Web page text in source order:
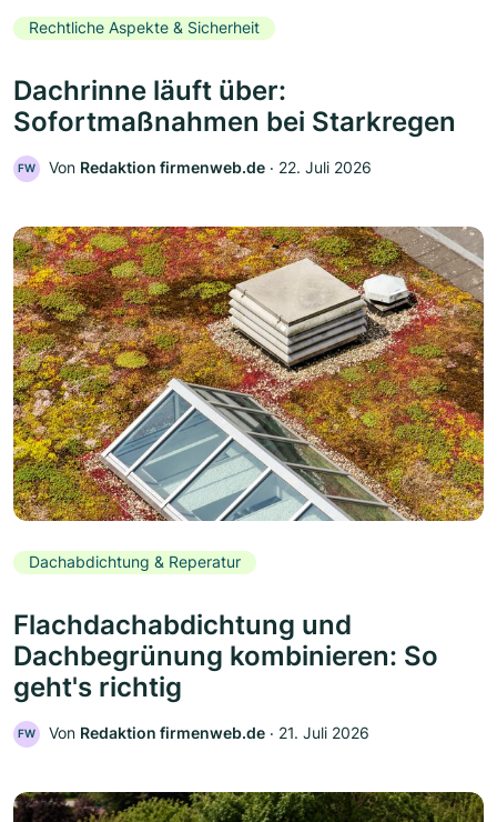
Rechtliche Aspekte & Sicherheit
Dachrinne läuft über:
Sofortmaßnahmen bei Starkregen
FW Von Redaktion firmenweb.de ‧ 22. Juli 2026
Dachabdichtung & Reperatur
Flachdachabdichtung und
Dachbegrünung kombinieren: So
geht's richtig
FW Von Redaktion firmenweb.de ‧ 21. Juli 2026